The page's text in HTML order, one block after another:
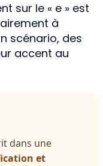
sur le « e » est
à
scénario, des
accent au
dans une
et